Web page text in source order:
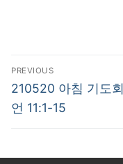
글
탐
색
PREVIOUS
Previous
post:
210520 아침 기도
언 11:1-15